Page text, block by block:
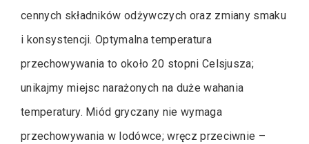
cennych składników odżywczych oraz zmiany smaku
i konsystencji. Optymalna temperatura
przechowywania to około 20 stopni Celsjusza;
unikajmy miejsc narażonych na duże wahania
temperatury. Miód gryczany nie wymaga
przechowywania w lodówce; wręcz przeciwnie –